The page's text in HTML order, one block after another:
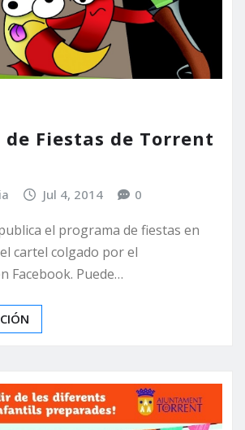
de Fiestas de Torrent
Jul 4, 2014 0
el programa de fiestas en
cartel colgado por el
Facebook. Puede…